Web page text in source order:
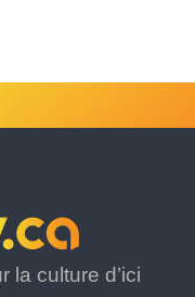
la culture d’ici